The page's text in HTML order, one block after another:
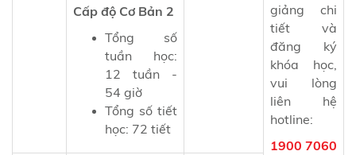
giảng chi
tiết và
đăng ký
khóa học,
vui lòng
liên hệ
hotline:
1900 7060
Cấp độ Cơ Bản 2
Tổng số
tuần học:
12 tuần -
54 giờ
Tổng số tiết
học: 72 tiết